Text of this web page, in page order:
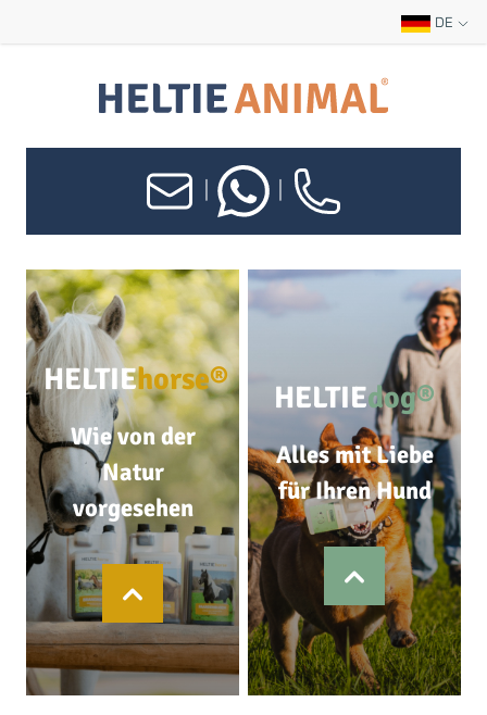
DE
HELTIEhorse®
Wie von der
Natur
vorgesehen
HELTIEdog®
Alles mit Liebe
für Ihren Hund